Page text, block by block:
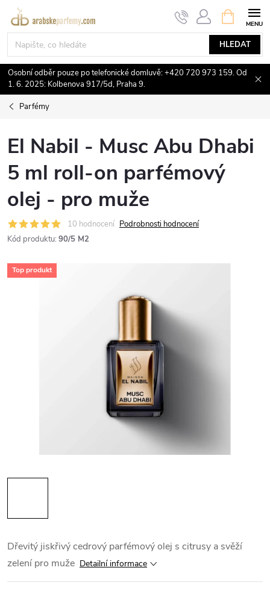
Přejít
obsah
HLEDAT
NÁKUPNÍ
KOŠÍK
Osobní odběr pouze po telefonické domluvě: +420 720 973 159. Od
1. 6. 2025: Kolbenova 917/5d, Praha 9.
Parfémy
El Nabil - Musc Abu Dhabi
5 ml roll-on parfémový
olej - pro muže
10 hodnocení Podrobnosti hodnocení
Kód produktu: 90/5 M2
Top produkt
Dřevitý jiskřivý cedrový parfémový olej s citrusy a svěží
zelení pro muže Detailní informace